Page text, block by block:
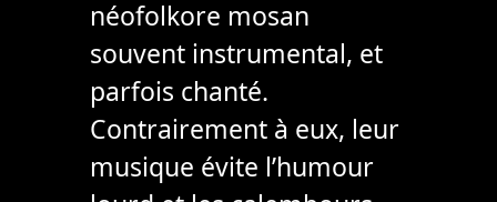
néofolkore mosan
souvent instrumental, et
parfois chanté.
Contrairement à eux, leur
musique évite l’humour